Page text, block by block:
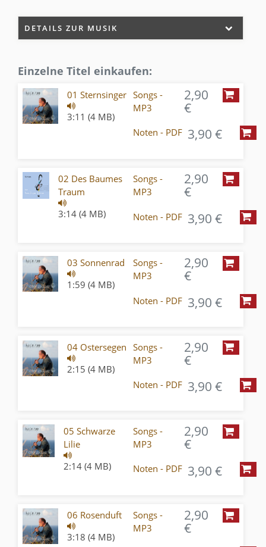
DETAILS ZUR MUSIK
Einzelne Titel einkaufen:
01 Sternsinger
3:11 (4 MB)
Songs -
MP3
2,90
€
Noten - PDF 3,90 €
02 Des Baumes
Traum
3:14 (4 MB)
Songs -
MP3
2,90
€
Noten - PDF 3,90 €
03 Sonnenrad
1:59 (4 MB)
Songs -
MP3
2,90
€
Noten - PDF 3,90 €
04 Ostersegen
2:15 (4 MB)
Songs -
MP3
2,90
€
Noten - PDF 3,90 €
05 Schwarze
Lilie
2:14 (4 MB)
Songs -
MP3
2,90
€
Noten - PDF 3,90 €
06 Rosenduft
3:18 (4 MB)
Songs -
MP3
2,90
€